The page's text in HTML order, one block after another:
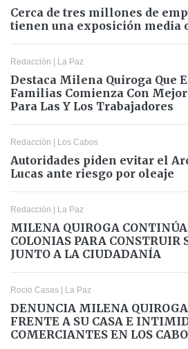
Cerca de tres millones de
tienen una exposición media
Redacción | La Paz
Destaca Milena Quiroga Que
Familias Comienza Con
Para Las Y Los Trabajadores
Redacción | Los Cabos
Autoridades piden evitar el
Lucas ante riesgo por oleaje
Redacción | La Paz
MILENA QUIROGA
COLONIAS PARA CONSTRUIR
JUNTO A LA CIUDADANÍA
Rocio Casas | La Paz
DENUNCIA MILENA
FRENTE A SU CASA E
COMERCIANTES EN LOS